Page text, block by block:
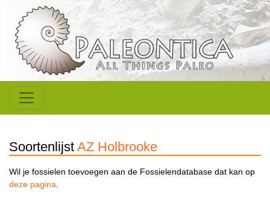
Soortenlijst AZ Holbrooke
Wil je fossielen toevoegen aan de Fossielendatabase dat kan op
deze pagina.